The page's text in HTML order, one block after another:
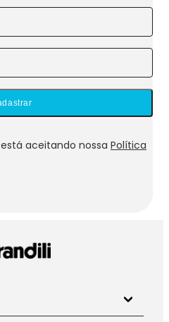
aceitando nossa Política